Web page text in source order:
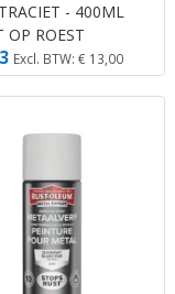
- 400ML
OP ROEST
Excl. BTW: € 13,00